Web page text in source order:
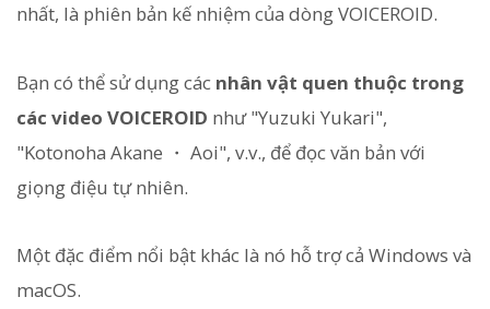
nhất, là phiên bản kế nhiệm của dòng VOICEROID.
Bạn có thể sử dụng các nhân vật quen thuộc trong
các video VOICEROID như "Yuzuki Yukari",
"Kotonoha Akane ・ Aoi", v.v., để đọc văn bản với
giọng điệu tự nhiên.
Một đặc điểm nổi bật khác là nó hỗ trợ cả Windows và
macOS.